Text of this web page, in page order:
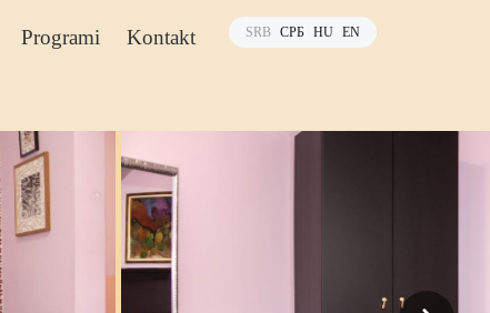
SRB СРБ HU EN
Programi Kontakt